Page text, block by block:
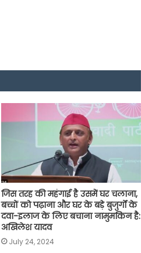
जिस तरह की महंगाई है उसमें घर चलाना,
बच्चों को पढ़ाना और घर के बड़े बुजुर्गों के
दवा-इलाज के लिए बचाना नामुमकिन है:
अखिलेश यादव
July 24, 2024